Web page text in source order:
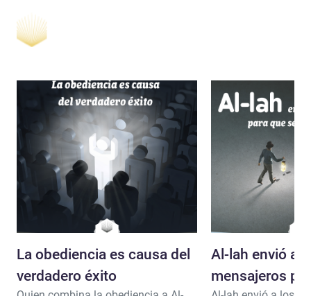
La obediencia es causa del
verdadero éxito
Al-lah envió a
mensajeros